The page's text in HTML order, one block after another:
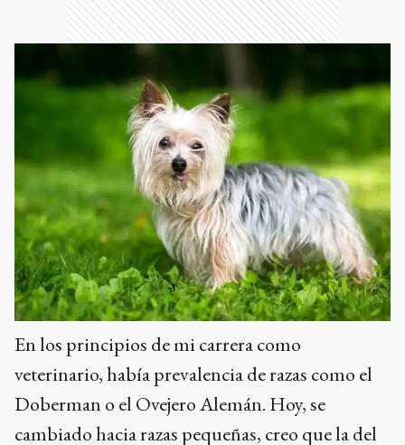
En los principios de mi carrera como
veterinario, había prevalencia de razas como el
Doberman o el Ovejero Alemán. Hoy, se
cambiado hacia razas pequeñas, creo que la del